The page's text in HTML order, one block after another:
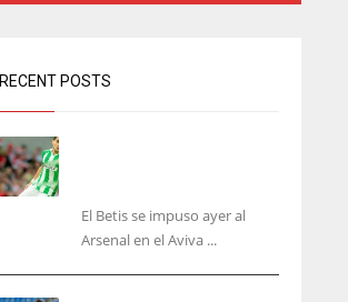
RECENT POSTS
El Betis se impuso ayer al
Arsenal en el Aviva ...